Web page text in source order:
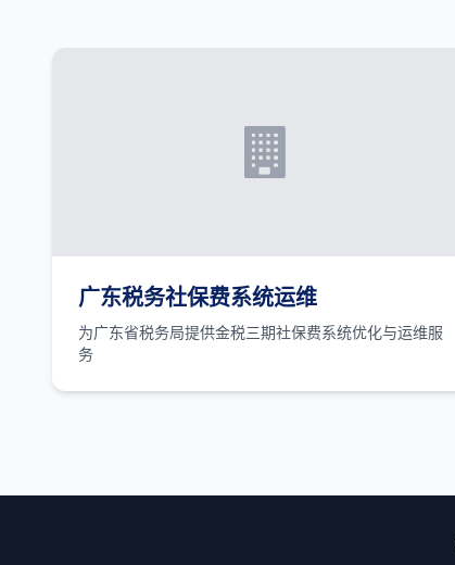
广东税务社保费系统运维
为广东省税务局提供金税三期社保费系统优化与运维服
务